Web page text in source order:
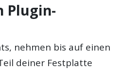
Plugin-
nehmen bis auf einen
deiner Festplatte